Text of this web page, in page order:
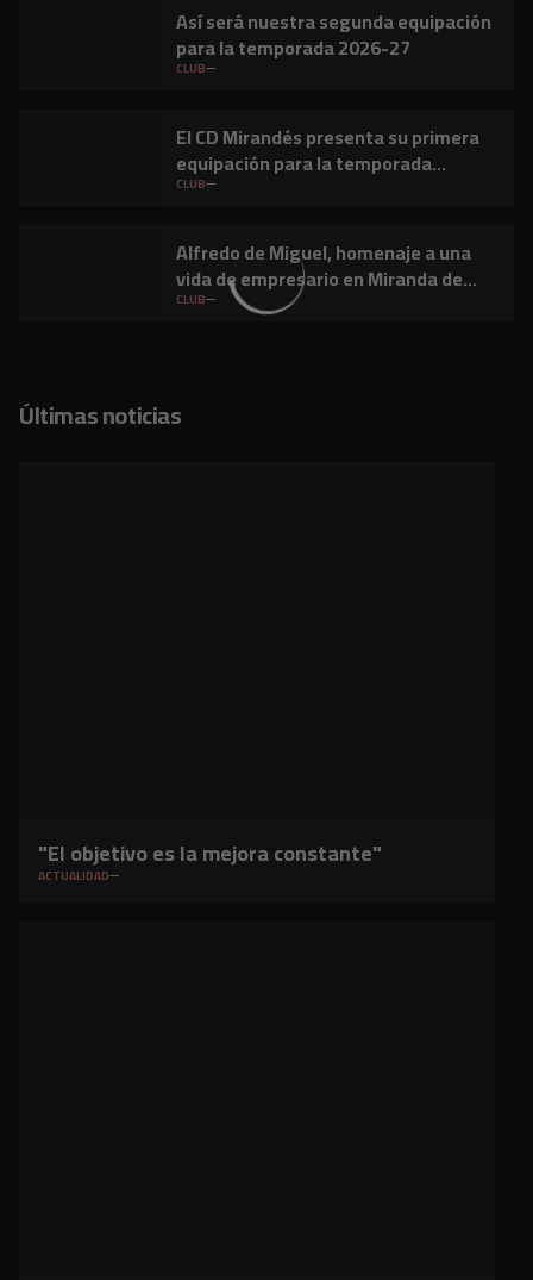
Así será nuestra segunda equipación
para la temporada 2026-27
CLUB
El CD Mirandés presenta su primera
equipación para la temporada
2026/27
CLUB
Alfredo de Miguel, homenaje a una
vida de empresario en Miranda de
Ebro
CLUB
Últimas noticias
"El objetivo es la mejora constante"
ACTUALIDAD